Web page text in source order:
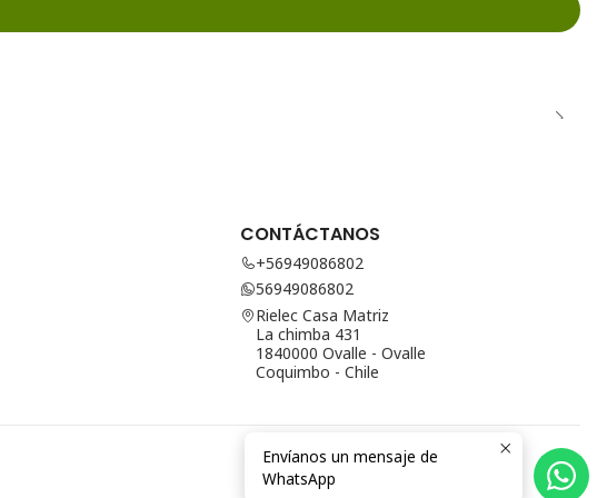
CONTÁCTANOS
+56949086802
56949086802
Rielec Casa Matriz
La chimba 431
1840000 Ovalle - Ovalle
Coquimbo - Chile
Envíanos un mensaje de
WhatsApp